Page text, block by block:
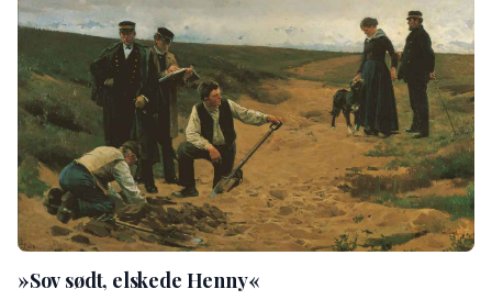
»Sov sødt, elskede Henny«